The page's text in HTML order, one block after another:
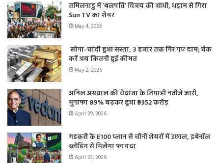
तमिलनाडु में ‘थलपति’ विजय की आंधी, धड़ाम से गिरा
Sun TV का शेयर
May 4, 2026
सोना-चांदी हुआ सस्ता, 3 हजार तक गिर गए दाम; चेक
करें अब कितनी हुई कीमत
May 2, 2026
अनिल अग्रवाल की वेदांता के तिमाही नतीजे जारी,
मुनाफा 89% बढ़कर हुआ ₹9352 करोड़
April 29, 2026
गडकरी के E100 प्लान से चीनी शेयरों में उछाल, इथेनॉल
ब्लेंडिंग से मिलेगा फायदा
April 23, 2026